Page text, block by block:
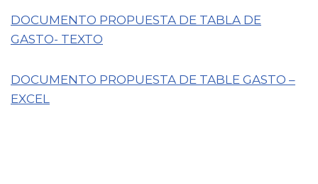
DOCUMENTO PROPUESTA DE TABLA DE
GASTO- TEXTO
DOCUMENTO PROPUESTA DE TABLE GASTO –
EXCEL